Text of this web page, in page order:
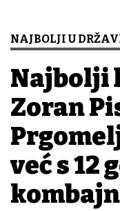
NAJBOLJI U
Najbolji
Zoran
već s 12